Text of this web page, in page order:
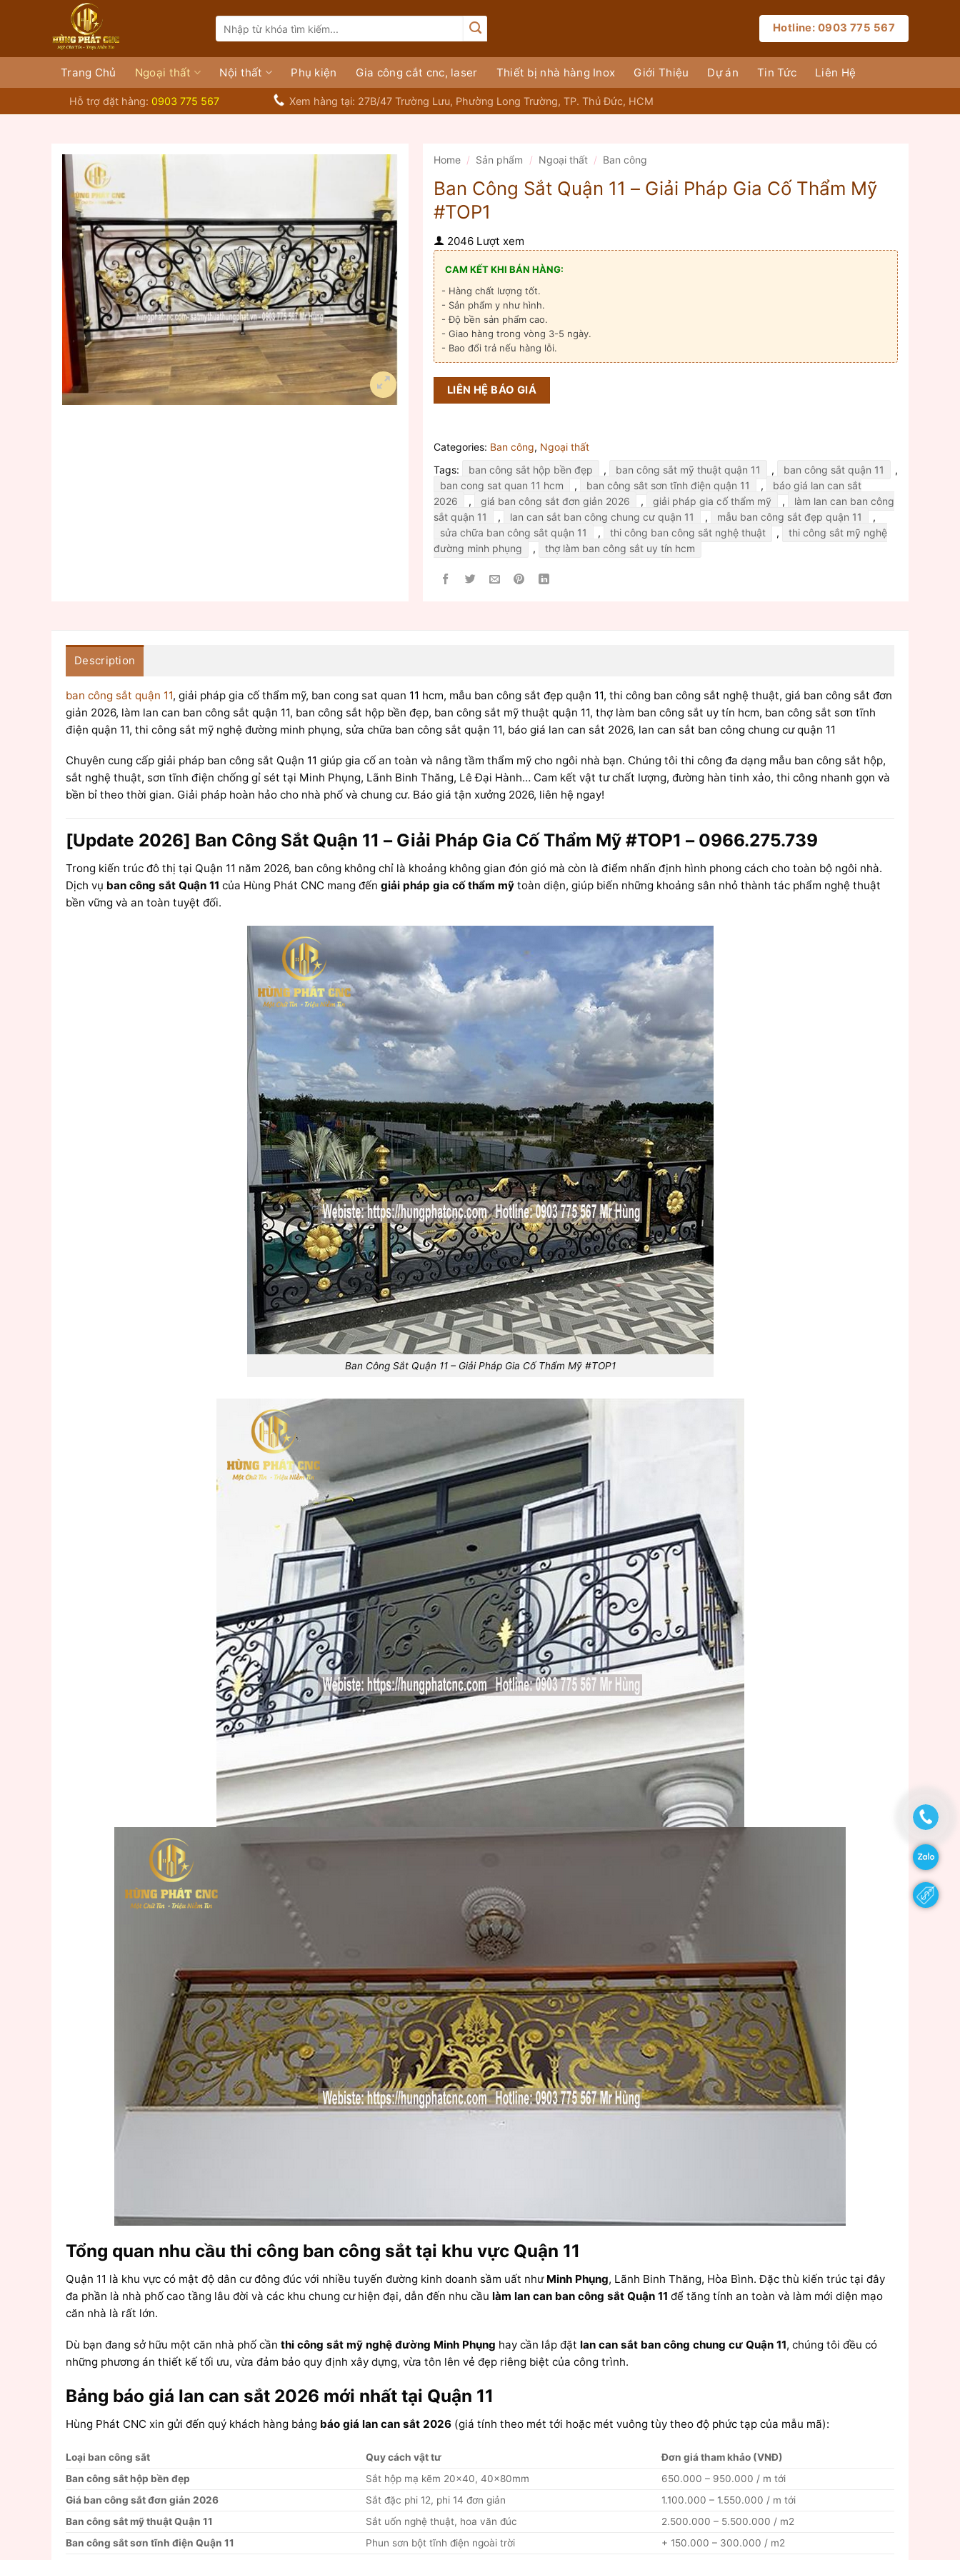
dung
for:
Hotline: 0903 775 567
Trang Chủ Ngoại thất Nội thất Phụ kiện Gia công cắt cnc, laser Thiết bị nhà hàng Inox Giới Thiệu Dự án Tin Tức Liên Hệ
Hỗ trợ đặt hàng: 0903 775 567 Xem hàng tại: 27B/47 Trường Lưu, Phường Long Trường, TP. Thủ Đức, HCM
Home / Sản phẩm / Ngoại thất / Ban công
Ban Công Sắt Quận 11 – Giải Pháp Gia Cố Thẩm Mỹ
#TOP1
2046 Lượt xem
CAM KẾT KHI BÁN HÀNG:
- Hàng chất lượng tốt.
- Sản phẩm y như hình.
- Độ bền sản phẩm cao.
- Giao hàng trong vòng 3-5 ngày.
- Bao đổi trả nếu hàng lỗi.
LIÊN HỆ BÁO GIÁ
Categories: Ban công, Ngoại thất
Tags:
ban công sắt hộp bền đẹp , ban công sắt mỹ thuật quận 11 , ban công sắt quận 11
,
ban cong sat quan 11 hcm
, ban công sắt sơn tĩnh điện quận 11 ,
báo giá lan can sắt
2026
, giá ban công sắt đơn giản 2026 , giải pháp gia cố thẩm mỹ ,
làm lan can ban công
sắt quận 11
, lan can sắt ban công chung cư quận 11 , mẫu ban công sắt đẹp quận 11
,
sửa chữa ban công sắt quận 11
, thi công ban công sắt nghệ thuật ,
thi công sắt mỹ nghệ
đường minh phụng
, thợ làm ban công sắt uy tín hcm
Description
ban công sắt quận 11, giải pháp gia cố thẩm mỹ, ban cong sat quan 11 hcm, mẫu ban công sắt đẹp quận 11, thi công ban công sắt nghệ thuật, giá ban công sắt đơn
giản 2026, làm lan can ban công sắt quận 11, ban công sắt hộp bền đẹp, ban công sắt mỹ thuật quận 11, thợ làm ban công sắt uy tín hcm, ban công sắt sơn tĩnh
điện quận 11, thi công sắt mỹ nghệ đường minh phụng, sửa chữa ban công sắt quận 11, báo giá lan can sắt 2026, lan can sắt ban công chung cư quận 11
Chuyên cung cấp giải pháp ban công sắt Quận 11 giúp gia cố an toàn và nâng tầm thẩm mỹ cho ngôi nhà bạn. Chúng tôi thi công đa dạng mẫu ban công sắt hộp,
sắt nghệ thuật, sơn tĩnh điện chống gỉ sét tại Minh Phụng, Lãnh Binh Thăng, Lê Đại Hành… Cam kết vật tư chất lượng, đường hàn tinh xảo, thi công nhanh gọn và
bền bỉ theo thời gian. Giải pháp hoàn hảo cho nhà phố và chung cư. Báo giá tận xưởng 2026, liên hệ ngay!
[Update 2026] Ban Công Sắt Quận 11 – Giải Pháp Gia Cố Thẩm Mỹ #TOP1 – 0966.275.739
Trong kiến trúc đô thị tại Quận 11 năm 2026, ban công không chỉ là khoảng không gian đón gió mà còn là điểm nhấn định hình phong cách cho toàn bộ ngôi nhà.
Dịch vụ ban công sắt Quận 11 của Hùng Phát CNC mang đến giải pháp gia cố thẩm mỹ toàn diện, giúp biến những khoảng sân nhỏ thành tác phẩm nghệ thuật
bền vững và an toàn tuyệt đối.
Ban Công Sắt Quận 11 – Giải Pháp Gia Cố Thẩm Mỹ #TOP1
Tổng quan nhu cầu thi công ban công sắt tại khu vực Quận 11
Quận 11 là khu vực có mật độ dân cư đông đúc với nhiều tuyến đường kinh doanh sầm uất như Minh Phụng, Lãnh Binh Thăng, Hòa Bình. Đặc thù kiến trúc tại đây
đa phần là nhà phố cao tầng lâu đời và các khu chung cư hiện đại, dẫn đến nhu cầu làm lan can ban công sắt Quận 11 để tăng tính an toàn và làm mới diện mạo
căn nhà là rất lớn.
Dù bạn đang sở hữu một căn nhà phố cần thi công sắt mỹ nghệ đường Minh Phụng hay cần lắp đặt lan can sắt ban công chung cư Quận 11, chúng tôi đều có
những phương án thiết kế tối ưu, vừa đảm bảo quy định xây dựng, vừa tôn lên vẻ đẹp riêng biệt của công trình.
Bảng báo giá lan can sắt 2026 mới nhất tại Quận 11
Hùng Phát CNC xin gửi đến quý khách hàng bảng báo giá lan can sắt 2026 (giá tính theo mét tới hoặc mét vuông tùy theo độ phức tạp của mẫu mã):
Loại ban công sắt Quy cách vật tư
Đơn giá tham khảo (VNĐ)
Ban công sắt hộp bền đẹp
Sắt hộp mạ kẽm 20×40, 40x80mm
650.000 – 950.000 / m tới
Giá ban công sắt đơn giản 2026
Sắt đặc phi 12, phi 14 đơn giản
1.100.000 – 1.550.000 / m tới
Ban công sắt mỹ thuật Quận 11
Sắt uốn nghệ thuật, hoa văn đúc
2.500.000 – 5.500.000 / m2
Ban công sắt sơn tĩnh điện Quận 11
Phun sơn bột tĩnh điện ngoài trời + 150.000 – 300.000 / m2